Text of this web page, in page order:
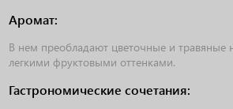
Аромат:
В нем преобладают цветочные и травяные
легкими фруктовыми оттенками.
Гастрономические сочетания: